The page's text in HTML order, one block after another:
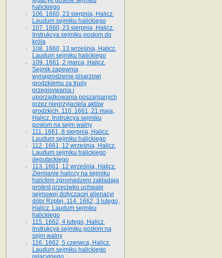
halickiego
106. 1660, 23 sierpnia, Halicz.
Laudum sejmiku halickiego
107. 1660, 23 sierpnia, Halicz.
Instrukcya sejmiku posłom do
króla
108. 1660, 13 września, Halicz.
Laudum sejmiku halickiego
109. 1661, 2 marca, Halicz.
Sejmik zapewnia
wynagrodzenie pisarzowi
grodzkiemu za trudy
przepisywania i
uporządkowania poszarpanych
przez nieprzyjaciela aktów
grodzkich. 110. 1661, 21 maja,
Halicz. Instrukcya sejmiku
posłom na sejm walny
111. 1661, 8 sierpnia, Halicz.
Laudum sejmiku halickiego
112. 1661, 12 września, Halicz.
Laudum sejmiku halickiego
deputackiego
113. 1661, 12 września, Halicz.
Ziemianie haliccy na sejmiku
halickim zgromadzeni zakładają
protest przeciwko uchwale
sejmowej dotyczącej alienacyi
dóbr Rzptej. 114. 1662, 3 lutego,
Halicz. Laudum sejmiku
halickiego
115. 1662, 4 lutego, Halicz.
Instrukcya sejmiku posłom na
sejm walny
116. 1662, 5 czerwca, Halicz.
Laudum sejmiku halickiego
relacyjnego